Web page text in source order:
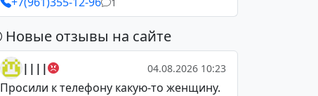
Новые отзывы на сайте
|||| 04.08.2026 10:23
Просили к телефону какую-то женщину.